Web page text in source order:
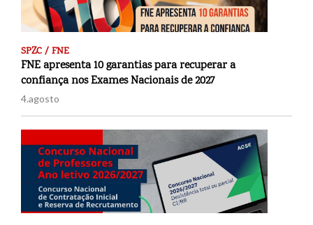
SPZC / FNE
FNE apresenta 10 garantias para recuperar a
confiança nos Exames Nacionais de 2027
4.agosto